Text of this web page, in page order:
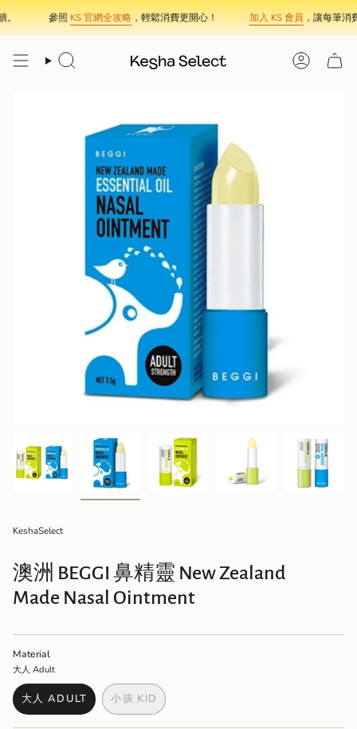
Skip
to
content
參照KS 官網全攻略，輕鬆消費更開心！ 加入 KS 會員，讓每筆消費
Search Account
KeshaSelect
澳洲 BEGGI 鼻精靈 New Zealand
Made Nasal Ointment
Material
大人 Adult
大人 ADULT
VARIANT
SOLD
小孩 KID
VARIANT
SOLD